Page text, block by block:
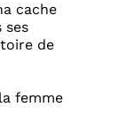
cache
ses
de
femme